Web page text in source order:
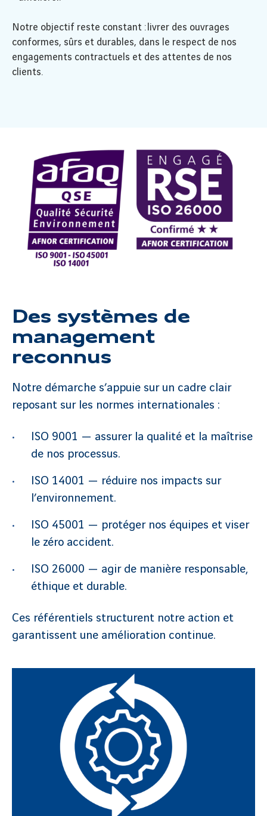
Notre objectif reste constant : livrer des ouvrages
conformes, sûrs et durables, dans le respect de nos
engagements contractuels et des attentes de nos
clients.
Des systèmes de
management
reconnus
Notre démarche s’appuie sur un cadre clair
reposant sur les normes internationales :
ISO 9001 — assurer la qualité et la maîtrise
de nos processus.
ISO 14001 — réduire nos impacts sur
l’environnement.
ISO 45001 — protéger nos équipes et viser
le zéro accident.
ISO 26000 — agir de manière responsable,
éthique et durable.
Ces référentiels structurent notre action et
garantissent une amélioration continue.